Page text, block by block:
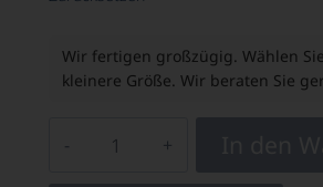
Wir fertigen großzügig. Wählen
kleinere Größe. Wir beraten Sie